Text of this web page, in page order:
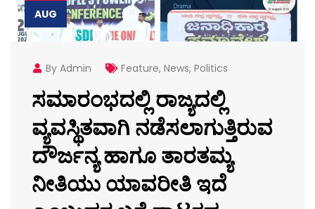
AUG
By Admin Feature, News, Politics
ಸಮಾರಂಭದಲ್ಲಿ ರಾಜ್ಯದಲ್ಲಿ
ವ್ಯವಸ್ಥಿತವಾಗಿ ನಡೆಸಲಾಗುತ್ತಿರುವ
ದೌರ್ಜನ್ಯ ಹಾಗೂ ತಾರತಮ್ಯ
ನೀತಿಯು ಯಾವರೀತಿ ಇದೆ